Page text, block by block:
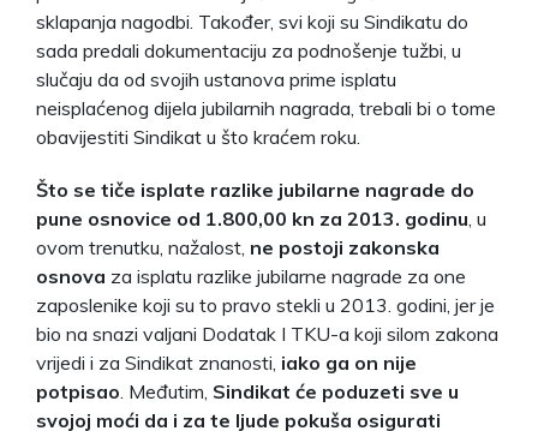
sklapanja nagodbi. Također, svi koji su Sindikatu do
sada predali dokumentaciju za podnošenje tužbi, u
slučaju da od svojih ustanova prime isplatu
neisplaćenog dijela jubilarnih nagrada, trebali bi o tome
obavijestiti Sindikat u što kraćem roku.
Što se tiče isplate razlike jubilarne nagrade do
pune osnovice od 1.800,00 kn za 2013. godinu, u
ovom trenutku, nažalost, ne postoji zakonska
osnova za isplatu razlike jubilarne nagrade za one
zaposlenike koji su to pravo stekli u 2013. godini, jer je
bio na snazi valjani Dodatak I TKU-a koji silom zakona
vrijedi i za Sindikat znanosti, iako ga on nije
potpisao. Međutim, Sindikat će poduzeti sve u
svojoj moći da i za te ljude pokuša osigurati